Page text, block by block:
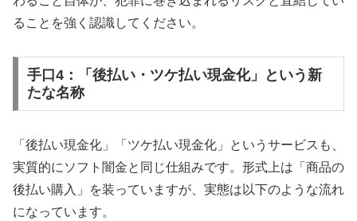
ることを強く認識してください。
手口4：「後払い・ツケ払い現金化」という新
たな名称
「後払い現金化」「ツケ払い現金化」というサービスも、
実質的にソフト闇金と同じ仕組みです。形式上は「商品の
後払い購入」を装っていますが、実態は以下のような流れ
になっています。